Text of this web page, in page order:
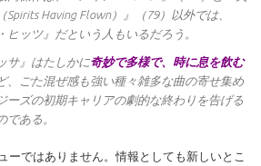
Spirits Having Flown）』（79）以外では、
ヒッツ』だという人もいるだろう。
サ』はたしかに奇妙で多様で、時に息を飲む
、ごた混ぜ感も強い種々雑多な曲の寄せ集め
ーズの初期キャリアの劇的な終わりを告げる
である。
ーではありません。情報としても新しいとこ